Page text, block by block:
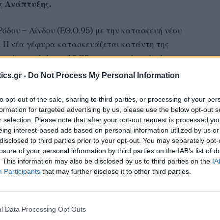
- Do Not Process My Personal Information
opt-out of the sale, sharing to third parties, or processing of your
for targeted advertising by us, please use the below opt-out
selection. Please note that after your opt-out request is processed
interest-based ads based on personal information utilized by us
to third parties prior to your opt-out. You may separately
of your personal information by third parties on the IAB’s list of
This information may also be disclosed by us to third parties on the
Participants that may further disclose it to other third parties.
Data Processing Opt Outs
Ανάπτυξης.
– Λίνδου (ΕΘ.Ο.95) με την κατασκευή νέου
νέα γέφυρα κατασκευάζεται κατάντη της
πλάτους 12,70m και συνολικού μήκους
νέου τεχνικού στην υφιστάμενη χάραξη, θα
τη νέα γέφυρα συνολικού μήκους ~1.150m
επίσης οι απαραίτητες απαλλοτριώσεις.
η01/10/2024και λήξης η30/06/2028.
Νοτίου Αιγαίου.
Χατζημάρκος δήλωσε για το έργο:
Περιφέρεια μας είναι καθημερινός. Με